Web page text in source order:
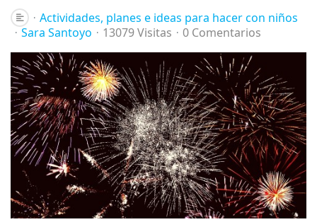
Actividades, planes e ideas para hacer con niños
Sara Santoyo
13079 Visitas 0 Comentarios